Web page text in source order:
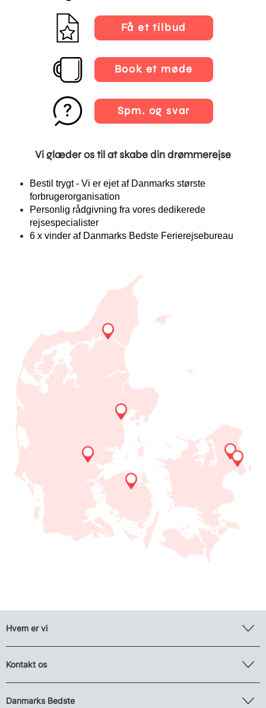
Få et tilbud
Book et møde
Spm. og svar
Vi glæder os til at skabe din drømmerejse
Bestil trygt - Vi er ejet af Danmarks største
forbrugerorganisation
Personlig rådgivning fra vores dedikerede
rejsespecialister
6 x vinder af Danmarks Bedste Ferierejsebureau
Hvem er vi
Kontakt os
Danmarks Bedste